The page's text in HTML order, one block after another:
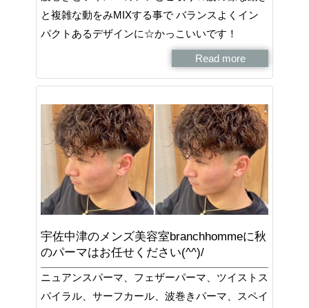
と複雑な動をみMIXする事で バランスよくイン
パクトあるデザインに☆かっこいいです！
Read more
宇佐中津のメンズ美容室branchhommeに秋
のパーマはお任せください(^^)/
ニュアンスパーマ、フェザーパーマ、ツイストス
パイラル、サーフカール、波巻きパーマ、スペイ